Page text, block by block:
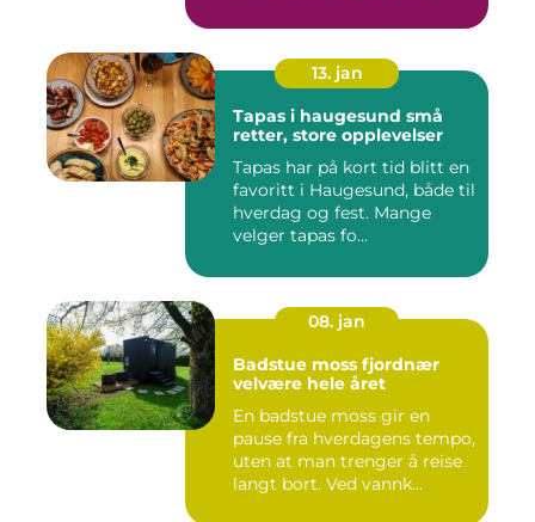
13. jan
Tapas i haugesund små
retter, store opplevelser
Tapas har på kort tid blitt en
favoritt i Haugesund, både til
hverdag og fest. Mange
velger tapas fo...
08. jan
Badstue moss fjordnær
velvære hele året
En badstue moss gir en
pause fra hverdagens tempo,
uten at man trenger å reise
langt bort. Ved vannk...